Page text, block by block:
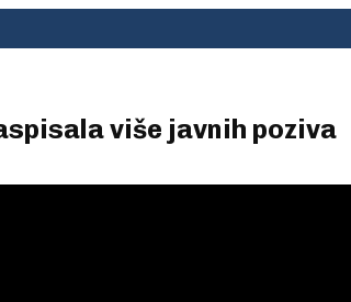
više javnih poziva